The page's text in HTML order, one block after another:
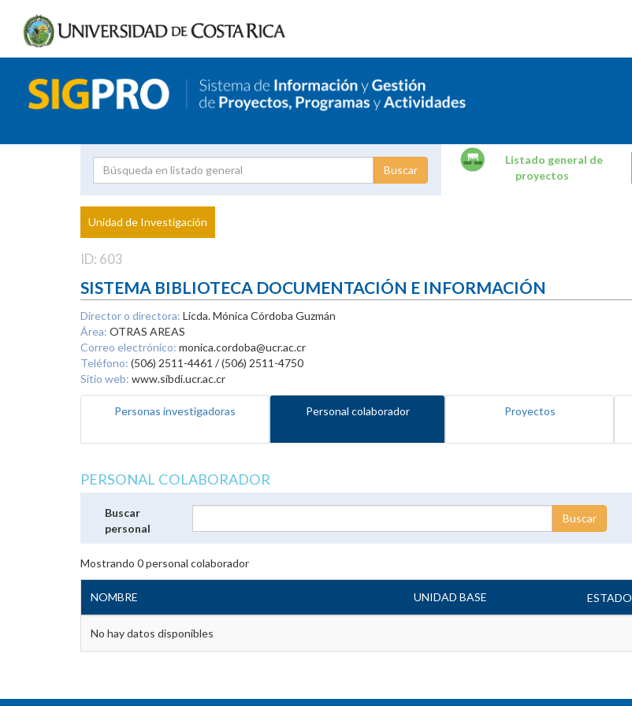
Proyecto
Investigador
Listado general de
proyectos
Unidad de Investigación
ID: 603
SISTEMA BIBLIOTECA DOCUMENTACIÓN E INFORMACIÓN
Director o directora: Licda. Mónica Córdoba Guzmán
Área: OTRAS AREAS
Correo electrónico: monica.cordoba@ucr.ac.cr
Teléfono: (506) 2511-4461 / (506) 2511-4750
Sitio web: www.sibdi.ucr.ac.cr
Personas investigadoras Personal colaborador Proyectos
PERSONAL COLABORADOR
Buscar
personal
Mostrando 0personal colaborador
NOMBRE UNIDAD BASE ESTADO
No hay datos disponibles